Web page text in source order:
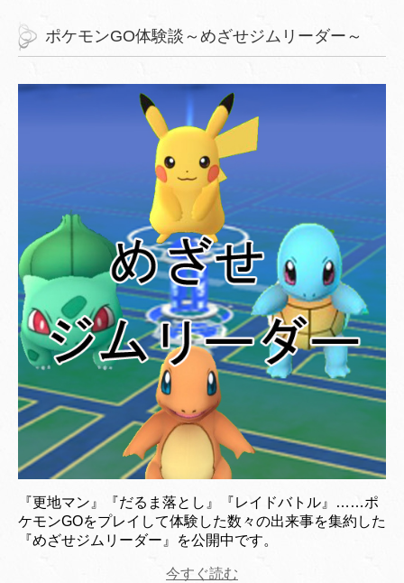
ポケモンGO体験談～めざせジムリーダー～
『更地マン』『だるま落とし』『レイドバトル』……ポ
ケモンGOをプレイして体験した数々の出来事を集約した
『めざせジムリーダー』を公開中です。
今すぐ読む